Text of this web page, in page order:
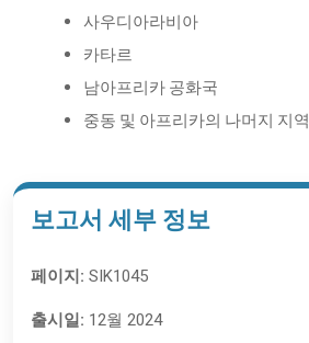
사우디아라비아
카타르
남아프리카 공화국
중동 및 아프리카의 나머지 지역
보고서 세부 정보
페이지: SIK1045
출시일: 12월 2024